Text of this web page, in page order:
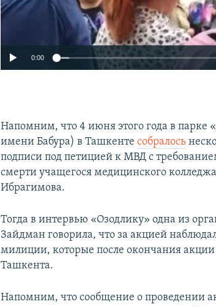
0:00
Напомним, что 4 июня этого года в
имени Бабура) в Ташкентесобралось
подписи под петицией к МВД с
смерти учащегося медицинского
Ибрагимова.
Тогда в интервью «Озодлику» одна из
Зайдман говорила, что за акцией
милиции, которые после окончания акции
Ташкента.
Напомним, что сообщение о проведении